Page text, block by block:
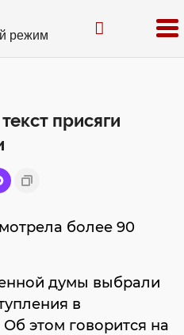
режим
присяги
более 90
думы выбрали
в
этом говорится на